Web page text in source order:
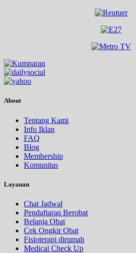
About
Tentang Kami
Info Iklan
FAQ
Blog
Membership
Komunitas
Layanan
Chat Jadwal
Pendaftaran Berobat
Belanja Obat
Cek Ongkir Obat
Fisioterapi dirumah
Medical Check Up